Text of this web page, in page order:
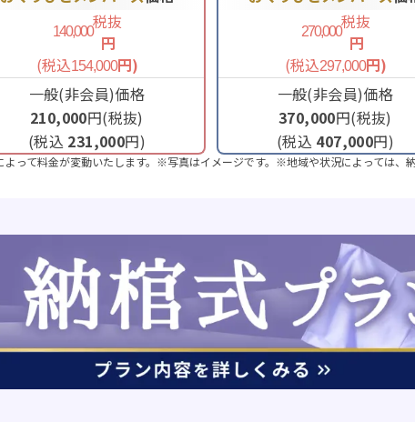
140,000税抜
円
(税込154,000円)
一般(非会員)価格
210,000円(税抜)
(税込 231,000円)
270,000税抜
円
(税込297,000円)
一般(非会員)価格
370,000円(税抜)
(税込 407,000円)
って料金が変動いたします。※写真はイメージです。※地域や状況によっては、